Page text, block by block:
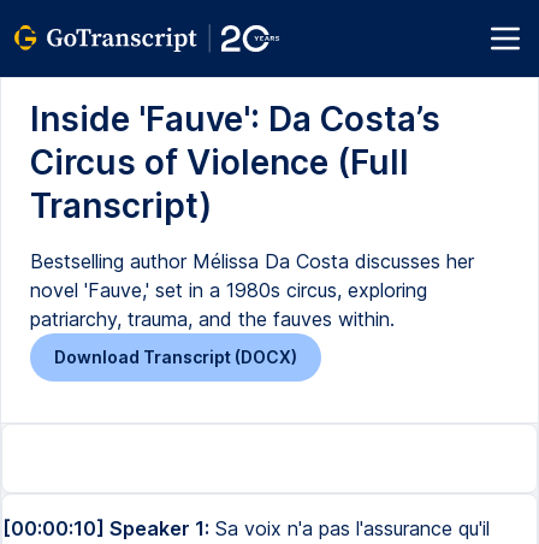
Inside 'Fauve': Da Costa’s
Circus of Violence (Full
Transcript)
Bestselling author Mélissa Da Costa discusses her
novel 'Fauve,' set in a 1980s circus, exploring
patriarchy, trauma, and the fauves within.
Download Transcript (DOCX)
[00:00:10] Speaker 1: Sa voix n'a pas l'assurance qu'il